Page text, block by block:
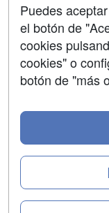
Grupo formazion:
Copyright
Puedes
el botón de
cookies
cookies" o
botón de "más